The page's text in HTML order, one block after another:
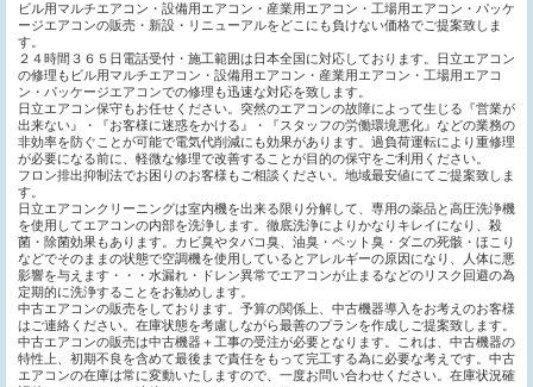
ビル用マルチエアコン・設備用エアコン・産業用エアコン・工場用エアコン・パッケ
ージエアコンの販売・新設・リニューアルをどこにも負けない価格でご提案致しま
す。
２４時間３６５日電話受付・施工範囲は日本全国に対応しております。日立エアコン
の修理もビル用マルチエアコン・設備用エアコン・産業用エアコン・工場用エアコ
ン・パッケージエアコンでの修理も迅速な対応を致します。
日立エアコン保守もお任せください。突然のエアコンの故障によって生じる『営業が
出来ない』・『お客様に迷惑をかける』・『スタッフの労働環境悪化』などの業務の
非効率を防ぐことが可能で電気代削減にも効果があります。過負荷運転により重修理
が必要になる前に、軽微な修理で改善することが目的の保守をご利用ください。
フロン排出抑制法でお困りのお客様もご相談ください。地域最安値にてご提案致しま
す。
日立エアコンクリーニングは室内機を出来る限り分解して、専用の薬品と高圧洗浄機
を使用してエアコンの内部を洗浄します。徹底洗浄によりかなりキレイになり、殺
菌・除菌効果もあります。カビ臭やタバコ臭、油臭・ペット臭・ダニの死骸・ほこり
などでそのままの状態で空調機を使用しているとアレルギーの原因になり、人体に悪
影響を与えます・・・水漏れ・ドレン異常でエアコンが止まるなどのリスク回避の為
定期的に洗浄することをお勧めします。
中古エアコンの販売をしております。予算の関係上、中古機器導入をお考えのお客様
はご連絡ください。在庫状態を考慮しながら最善のプランを作成しご提案致します。
中古エアコンの販売は中古機器＋工事の受注が必要となります。これは、中古機器の
特性上、初期不良を含めて最後まで責任をもって完工する為に必要な考えです。中古
エアコンの在庫は常に変動いたしますので、一度お問い合わせください。在庫状況確